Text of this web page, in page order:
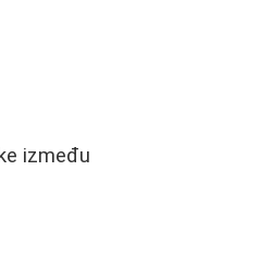
između